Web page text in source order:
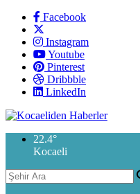
Facebook
Instagram
Youtube
Pinterest
Dribbble
LinkedIn
22.4°
Kocaeli